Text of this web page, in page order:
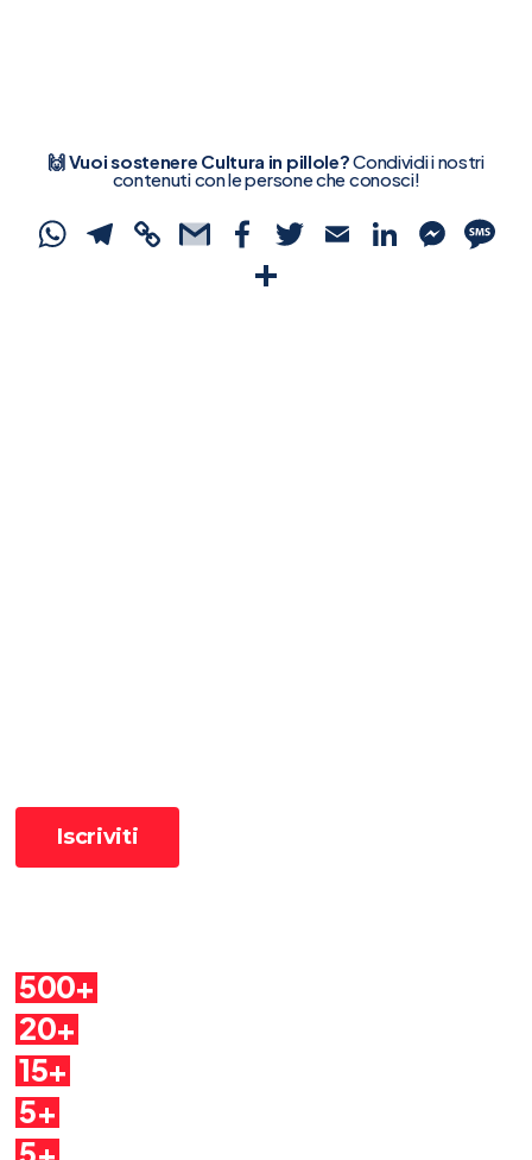
🙌 Vuoi sostenere Cultura in pillole?Condividi i nostri
contenuti con le persone che conosci!
WhatsApp
Telegram
CopyGmailFacebook
Twitter
Email
500+
20+
15+
5+